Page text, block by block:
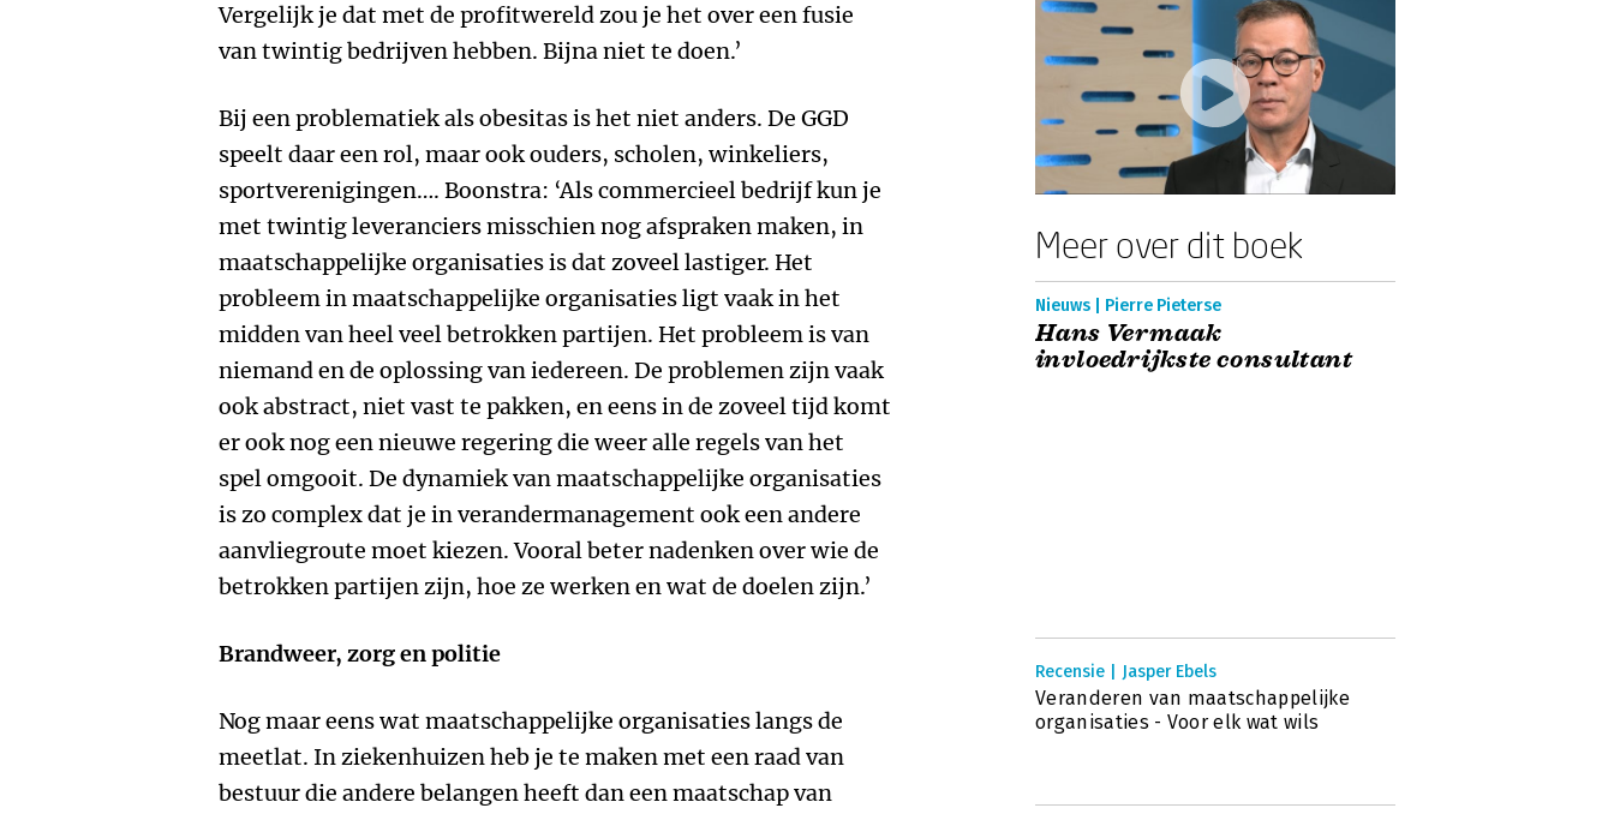
Vergelijk je dat met de profitwereld zou je het over een fusie
van twintig bedrijven hebben. Bijna niet te doen.’
Bij een problematiek als obesitas is het niet anders. De GGD
speelt daar een rol, maar ook ouders, scholen, winkeliers,
sportverenigingen…. Boonstra: ‘Als commercieel bedrijf kun je
met twintig leveranciers misschien nog afspraken maken, in
maatschappelijke organisaties is dat zoveel lastiger. Het
probleem in maatschappelijke organisaties ligt vaak in het
midden van heel veel betrokken partijen. Het probleem is van
niemand en de oplossing van iedereen. De problemen zijn vaak
ook abstract, niet vast te pakken, en eens in de zoveel tijd komt
er ook nog een nieuwe regering die weer alle regels van het
spel omgooit. De dynamiek van maatschappelijke organisaties
is zo complex dat je in verandermanagement ook een andere
aanvliegroute moet kiezen. Vooral beter nadenken over wie de
betrokken partijen zijn, hoe ze werken en wat de doelen zijn.’
Brandweer, zorg en politie
Nog maar eens wat maatschappelijke organisaties langs de
meetlat. In ziekenhuizen heb je te maken met een raad van
bestuur die andere belangen heeft dan een maatschap van
Meer over dit boek
Nieuws | Pierre Pieterse
Hans Vermaak
invloedrijkste consultant
Recensie | Jasper Ebels
Veranderen van maatschappelijke
organisaties - Voor elk wat wils